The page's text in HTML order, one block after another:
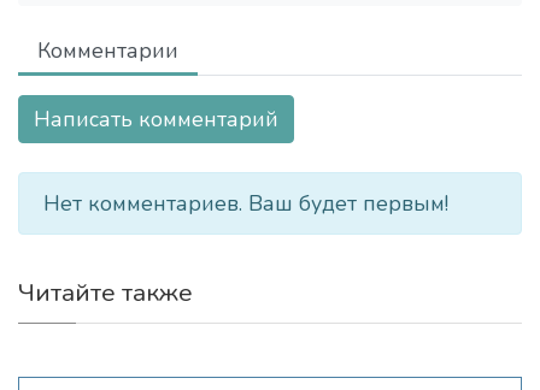
Комментарии
Написать комментарий
Нет комментариев. Ваш будет первым!
Читайте также